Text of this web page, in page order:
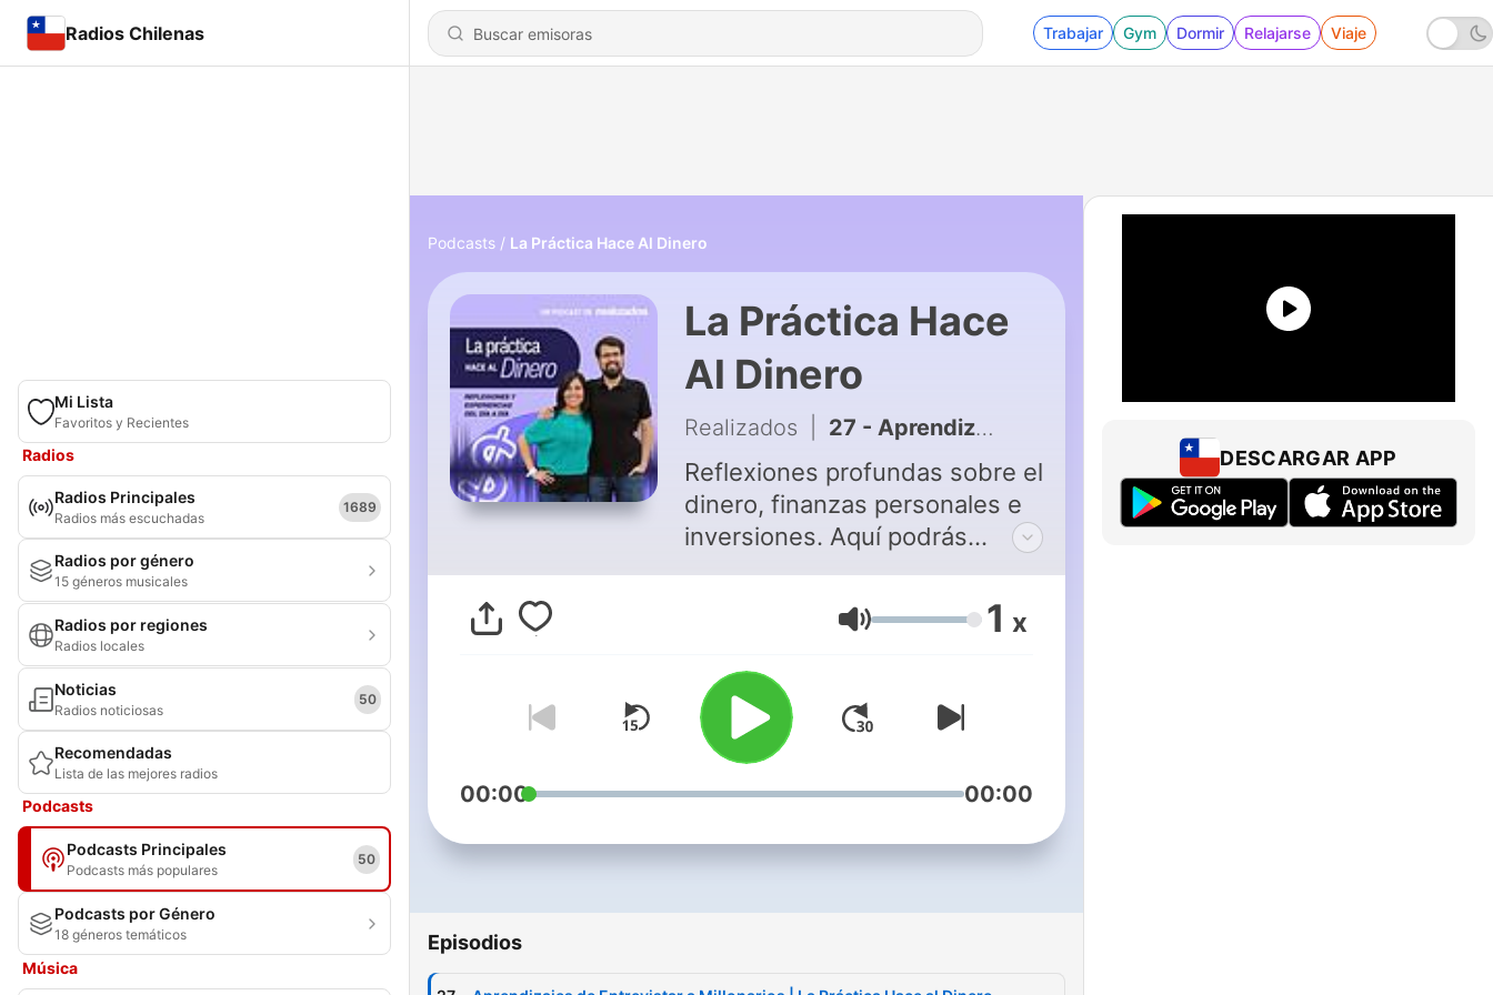
Radios Chilenas Trabajar Gym Dormir Relajarse Viaje
Mi Lista
Favoritos y Recientes
Radios
Radios Principales
Radios más escuchadas
1689
Radios por género
15 géneros musicales
Radios por regiones
Radios locales
Noticias
Radios noticiosas
50
Recomendadas
Lista de las mejores radios
Podcasts
Podcasts Principales
Podcasts más populares
50
Podcasts por Género
18 géneros temáticos
Música
Podcasts La Práctica Hace Al Dinero
La Práctica Hace
Al Dinero
Realizados 27 - Aprendizajes de Entrevistar a Millonarios | La Práctica Hace al Dinero T2.E8
Reflexiones profundas sobre el
dinero, finanzas personales e
inversiones. Aquí podrás
escuchar a 2 expertos
financieros, fundadores de
Realizados y con más de 9
años de experiencia
enseñando sobre finanzas e
inversiones a miles de
personas, que te abrirán las
puertas de su casa y su mente
reflexiones, experiencias y
punto de vista nuevo.
Volumen 1 x
00:00 00:00
Episodios
DESCARGAR APP